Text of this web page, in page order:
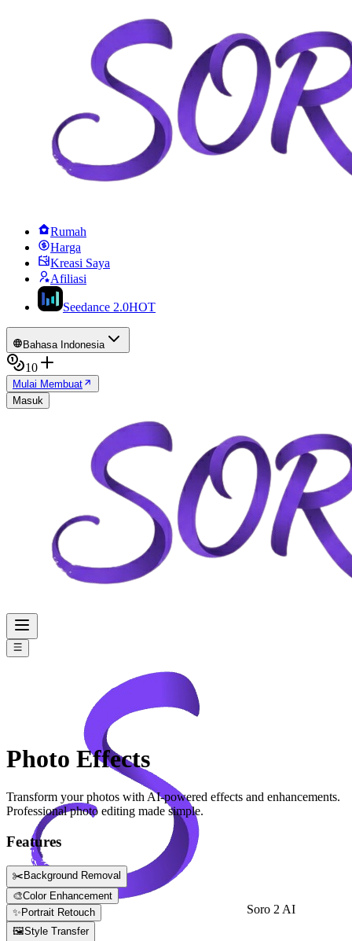
Rumah
Harga
Kreasi Saya
Afiliasi
Seedance 2.0HOT
Bahasa Indonesia
10
Mulai Membuat
Masuk
Soro 2 AI
Sign In
Photo Effects
Transform your photos with AI-powered effects and enhancements.
Professional photo editing made simple.
Features
✂️Background Removal
🎨Color Enhancement
✨Portrait Retouch
🖼️Style Transfer